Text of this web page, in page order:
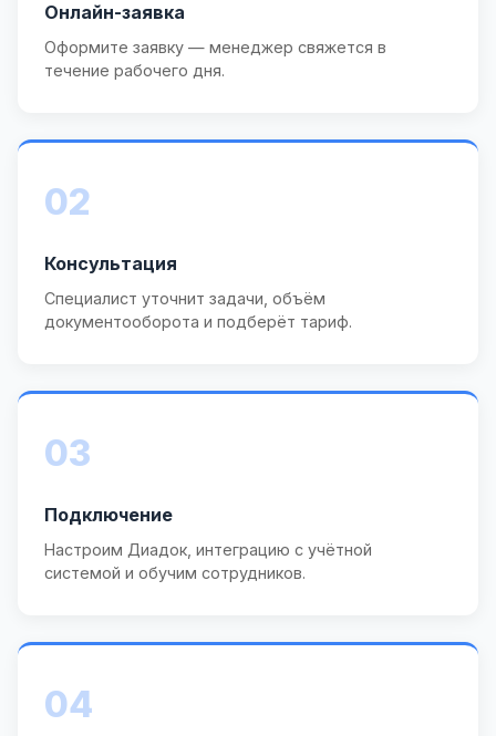
Онлайн-заявка
Оформите заявку — менеджер свяжется в
течение рабочего дня.
02
Консультация
Специалист уточнит задачи, объём
документооборота и подберёт тариф.
03
Подключение
Настроим Диадок, интеграцию с учётной
системой и обучим сотрудников.
04